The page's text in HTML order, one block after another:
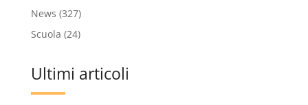
News (327)
Scuola (24)
Ultimi articoli